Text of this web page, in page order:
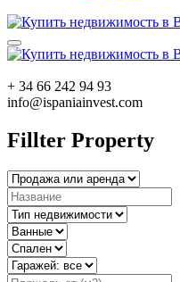
+ 34 66 242 94 93
info@ispaniainvest.com
Fillter Property